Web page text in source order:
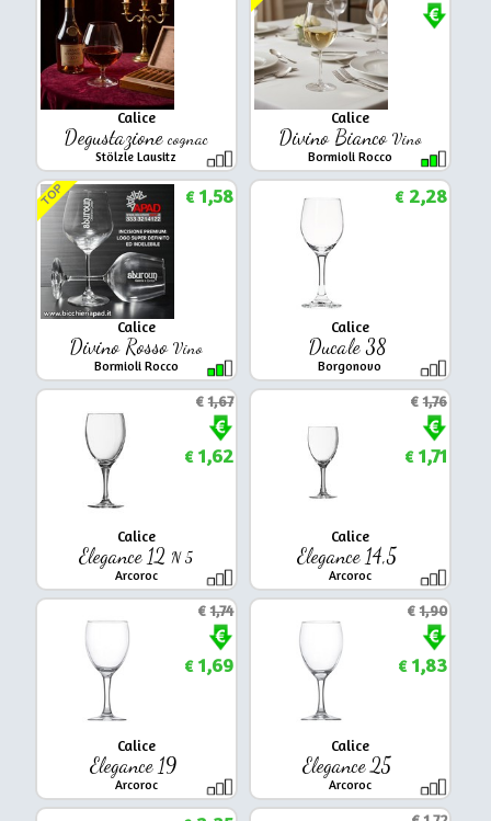
Calice
Degustazionecognac
Stölzle Lausitz
Calice
Divino Bianco Vino
Bormioli Rocco
Calice
Divino RossoVino
Bormioli Rocco
TOP €1,58
Calice
Ducale 38
Borgonovo
€2,28
Calice
Elegance 12 N 5
Arcoroc
€1,67
€1,62
Calice
Elegance 14,5
Arcoroc
€1,76
€1,71
Calice
Elegance 19
Arcoroc
€1,74
€1,69
Calice
Elegance 25
Arcoroc
€1,90
€1,83